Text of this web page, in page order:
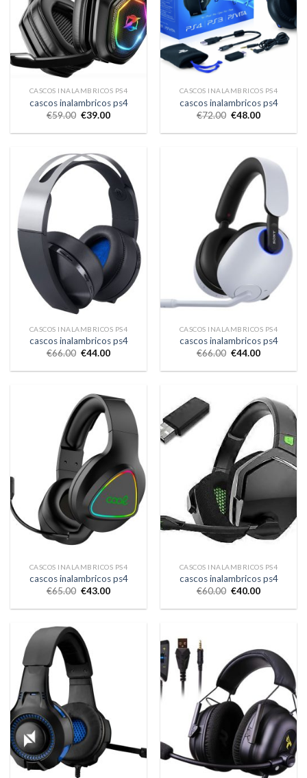
CASCOS INALAMBRICOS PS4
cascos inalambricos ps4
€59.00 €39.00
CASCOS INALAMBRICOS PS4
cascos inalambricos ps4
€72.00 €48.00
CASCOS INALAMBRICOS PS4
cascos inalambricos ps4
€66.00 €44.00
CASCOS INALAMBRICOS PS4
cascos inalambricos ps4
€66.00 €44.00
CASCOS INALAMBRICOS PS4
cascos inalambricos ps4
€65.00 €43.00
CASCOS INALAMBRICOS PS4
cascos inalambricos ps4
€60.00 €40.00